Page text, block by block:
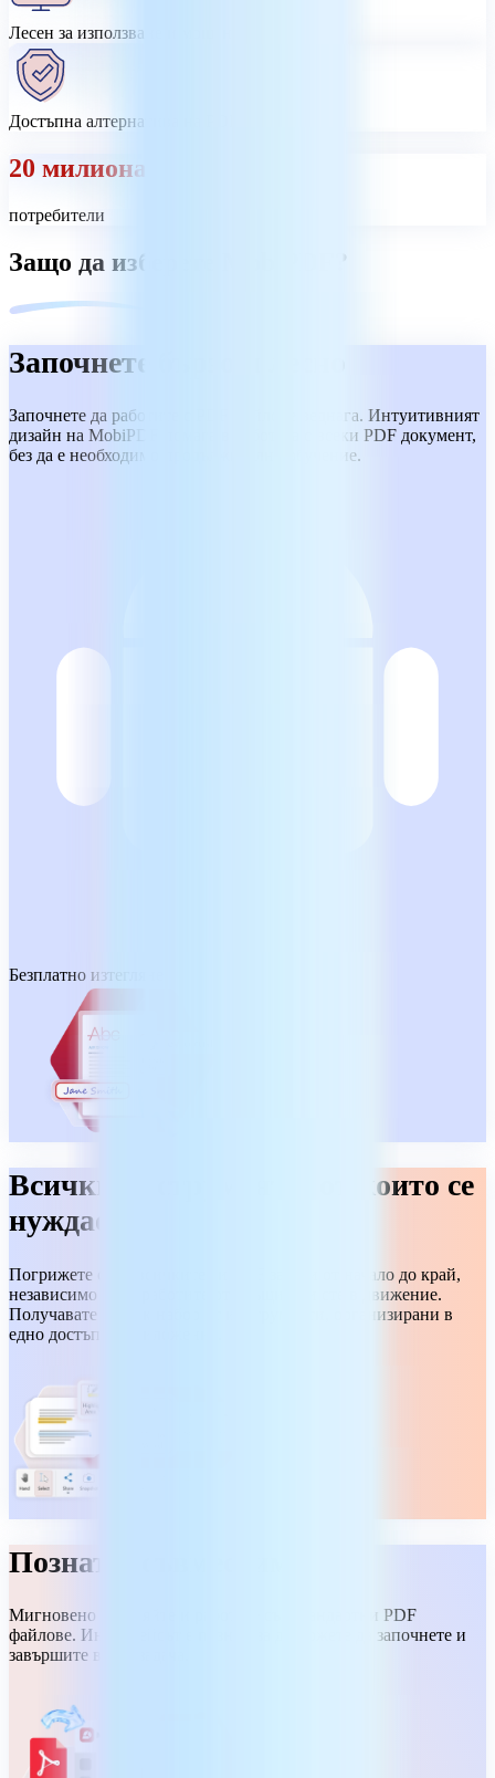
Лесен за използване и мощен
Достъпна алтернатива на PDF
20 милиона
потребители
Защо да изберете MobiPDF?
Започнете бързо и лесно
Започнете да работите с PDF файлове веднага. Интуитивният
дизайн на MobiPDF помага в работата с всеки PDF документ,
без да е необходимо продължително обучение.
Безплатно изтегляне
Всички инструменти, от които се
нуждаете
Погрижете се за всичките си PDF задачи от начало до край,
независимо дали работите от вкъщи или сте в движение.
Получавате широк набор от инструменти, организирани в
едно достъпно приложение.
Познат и съвместим
Мигновено отваряйте и работете със стандартни PDF
файлове. Интерфейсът е познат, за да можете да започнете и
завършите всяка задача.